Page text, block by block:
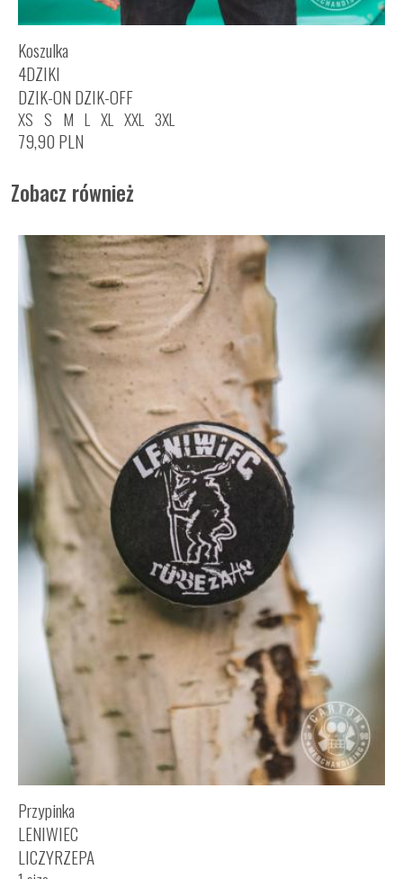
Koszulka
4DZIKI
DZIK-ON DZIK-OFF
XS S M L XL XXL 3XL
79,90 PLN
Zobacz również
Przypinka
LENIWIEC
LICZYRZEPA